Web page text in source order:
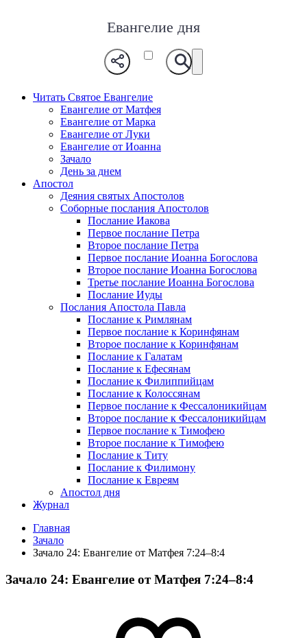
Евангелие дня
Читать Святое Евангелие
Евангелие от Матфея
Евангелие от Марка
Евангелие от Луки
Евангелие от Иоанна
Зачало
День за днем
Апостол
Деяния святых Апостолов
Соборные послания Апостолов
Послание Иакова
Первое послание Петра
Второе послание Петра
Первое послание Иоанна Богослова
Второе послание Иоанна Богослова
Третье послание Иоанна Богослова
Послание Иуды
Послания Апостола Павла
Послание к Римлянам
Первое послание к Коринфянам
Второе послание к Коринфянам
Послание к Галатам
Послание к Ефесянам
Послание к Филиппийцам
Послание к Колоссянам
Первое послание к Фессалоникийцам
Второе послание к Фессалоникийцам
Первое послание к Тимофею
Второе послание к Тимофею
Послание к Титу
Послание к Филимону
Послание к Евреям
Апостол дня
Журнал
Главная
Зачало
Зачало 24: Евангелие от Матфея 7:24–8:4
Зачало 24: Евангелие от Матфея 7:24–8:4